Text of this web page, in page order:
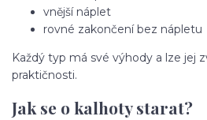
vnější náplet
rovné zakončení bez nápletu
Každý typ má své výhody a lze jej
praktičnosti.
Jak se o kalhoty starat?